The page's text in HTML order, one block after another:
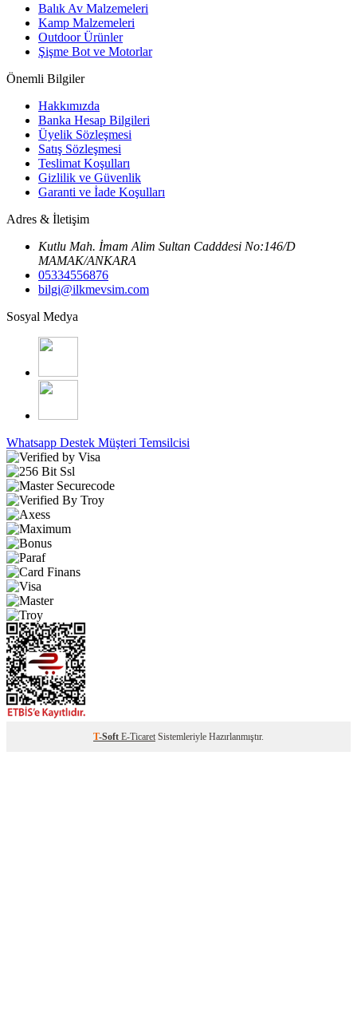
Balık Av Malzemeleri
Kamp Malzemeleri
Outdoor Ürünler
Şişme Bot ve Motorlar
Önemli Bilgiler
Hakkımızda
Banka Hesap Bilgileri
Üyelik Sözleşmesi
Satış Sözleşmesi
Teslimat Koşulları
Gizlilik ve Güvenlik
Garanti ve İade Koşulları
Adres & İletişim
Kutlu Mah. İmam Alim Sultan Cadddesi No:146/D
MAMAK/ANKARA
05334556876
bilgi@ilkmevsim.com
Sosyal Medya
Whatsapp Destek Müşteri Temsilcisi
T-Soft E-Ticaret Sistemleriyle Hazırlanmıştır.